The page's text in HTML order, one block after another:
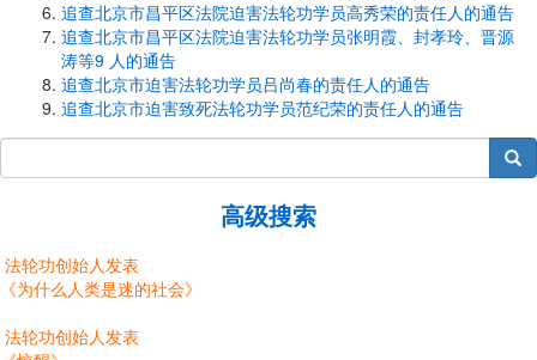
追查北京市昌平区法院迫害法轮功学员高秀荣的责任人的通告
追查北京市昌平区法院迫害法轮功学员张明霞、封孝玲、晋源
涛等9 人的通告
追查北京市迫害法轮功学员吕尚春的责任人的通告
追查北京市迫害致死法轮功学员范纪荣的责任人的通告
搜索
高级搜索
法轮功创始人发表
《为什么人类是迷的社会》
法轮功创始人发表